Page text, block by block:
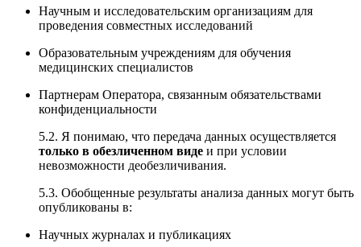
Научным и исследовательским организациям для
проведения совместных исследований
Образовательным учреждениям для обучения
медицинских специалистов
Партнерам Оператора, связанным обязательствами
конфиденциальности
5.2. Я понимаю, что передача данных осуществляется
только в обезличенном виде и при условии
невозможности деобезличивания.
5.3. Обобщенные результаты анализа данных могут быть
опубликованы в:
Научных журналах и публикациях